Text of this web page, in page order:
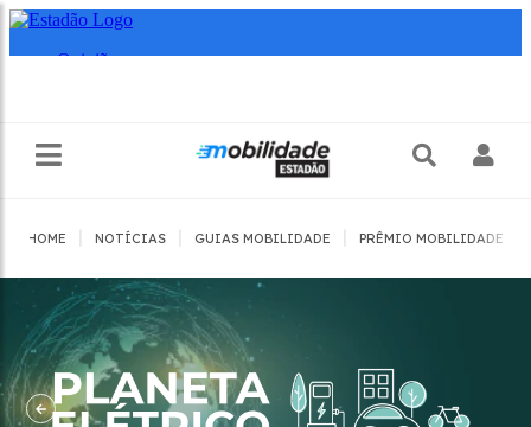
HOME NOTÍCIAS GUIAS MOBILIDADE PRÊMIO MOBILIDADE